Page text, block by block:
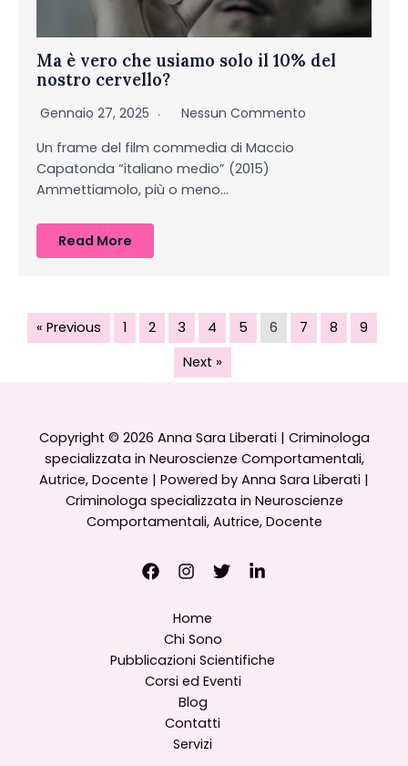
Ma è vero che usiamo solo il 10% del
nostro cervello?
Gennaio 27, 2025
Nessun Commento
Un frame del film commedia di Maccio
Capatonda “italiano medio” (2015)
Ammettiamolo, più o meno…
Read More
« Previous 1 2 3 4 5 6 7 8
9
Next »
Copyright © 2026 Anna Sara Liberati | Criminologa
specializzata in Neuroscienze Comportamentali,
Autrice, Docente | Powered by Anna Sara Liberati |
Criminologa specializzata in Neuroscienze
Comportamentali, Autrice, Docente
Home
Chi Sono
Pubblicazioni Scientifiche
Corsi ed Eventi
Blog
Contatti
Servizi